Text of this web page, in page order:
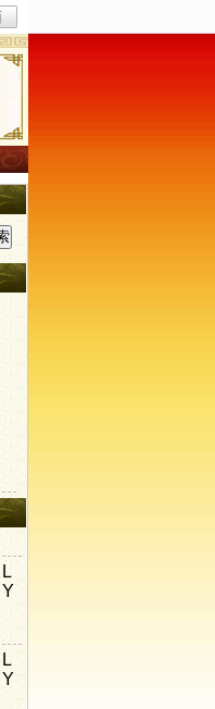
L
Y
L
Y